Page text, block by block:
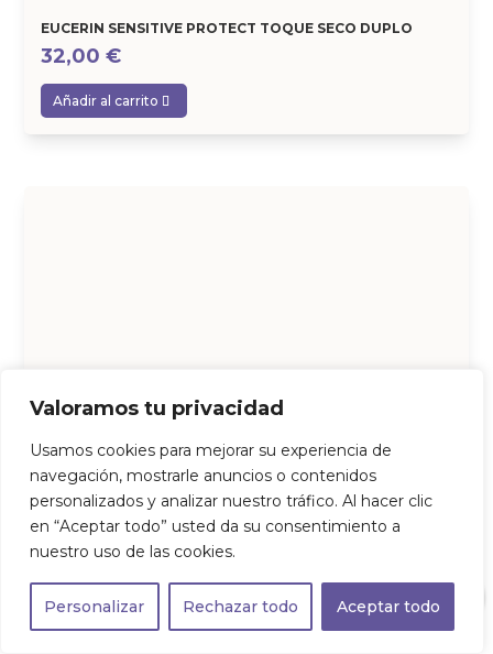
Valoramos tu privacidad
Usamos cookies para mejorar su experiencia de
navegación, mostrarle anuncios o contenidos
personalizados y analizar nuestro tráfico. Al hacer clic
en “Aceptar todo” usted da su consentimiento a
nuestro uso de las cookies.
Personalizar Rechazar todo Aceptar todo
EUCERIN SENSITIVE PROTECT TOQUE SECO DUPLO
32,00€
Añadir al carrito